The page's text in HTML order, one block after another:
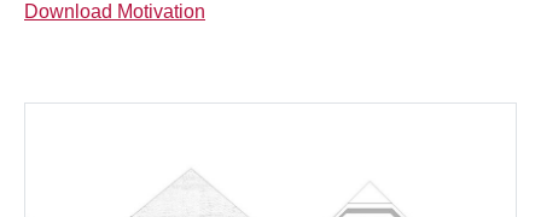
Download Motivation